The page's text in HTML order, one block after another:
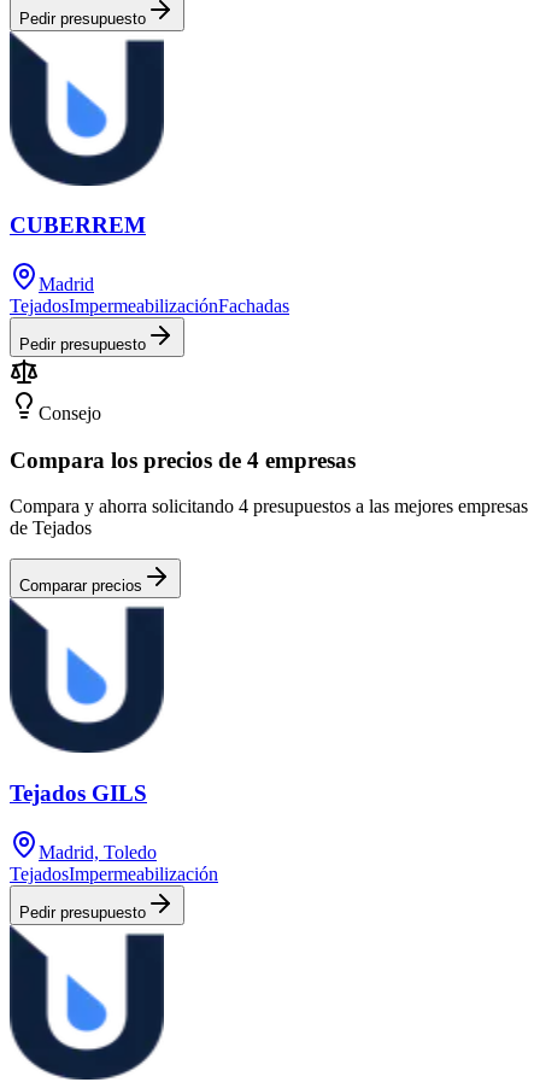
Pedir presupuesto
CUBERREM
Madrid
TejadosImpermeabilizaciónFachadas
Pedir presupuesto
Consejo
Compara los precios de 4 empresas
Compara y ahorra solicitando 4 presupuestos a las mejores empresas
de Tejados
Comparar precios
Tejados GILS
Madrid, Toledo
TejadosImpermeabilización
Pedir presupuesto